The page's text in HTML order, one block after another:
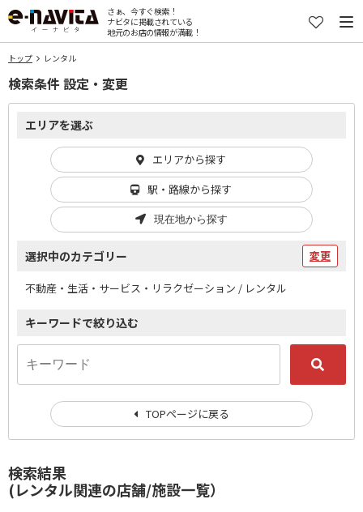
さぁ、今すぐ検索！
ナビタに掲載されている
地元のお店の情報が満載！
トップ レンタル
検索結果
(レンタル関連の店舗/施設一覧）
検索条件 設定・変更
エリアを選ぶ
エリアから探す
駅・路線から探す
現在地から探す
選択中のカテゴリー 変更
不動産・生活・サービス・リラクゼーション / レンタル
キーワードで絞り込む
TOPページに戻る